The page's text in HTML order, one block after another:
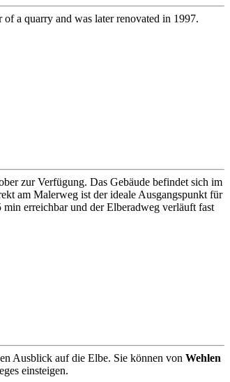
a quarry and was later renovated in 1997.
zur Verfügung. Das Gebäude befindet sich im
am Malerweg ist der ideale Ausgangspunkt für
erreichbar und der Elberadweg verläuft fast
Ausblick auf die Elbe. Sie können von Wehlen
einsteigen.